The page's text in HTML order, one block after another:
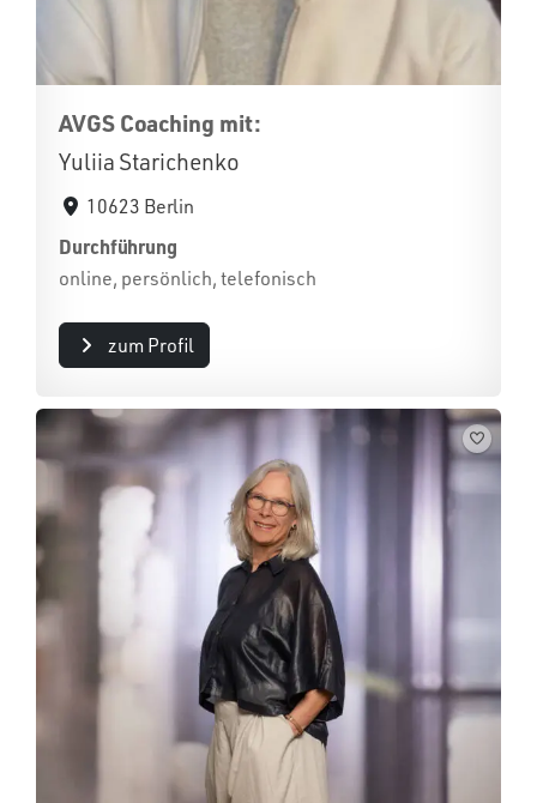
AVGS Coaching mit:
Yuliia Starichenko
10623 Berlin
Durchführung
online, persönlich, telefonisch
zum Profil